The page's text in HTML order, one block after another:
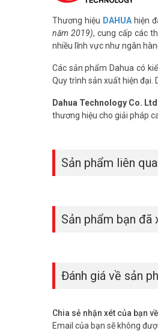
Thương hiệu DAHUAhiện
năm 2019), cung cấp các
nhiều lĩnh vực như ngân
Các sản phẩm Dahua có
Quy trình sản xuất hiện đại.
Dahua Technology Co. Ltd
thương hiệu cho giải pháp
Sản phẩm liên
Sản phẩm bạn đã
Đánh giá về sản
Chia sẻ nhận xét của bạn
Email của bạn sẽ không